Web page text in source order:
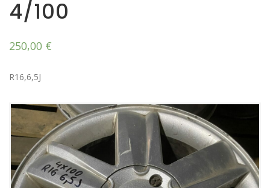
4/100
250,00 €
R16,6,5J